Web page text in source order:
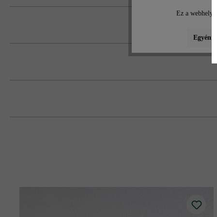
A Versus lapok az indiai kota
felületek (ereszterületek,
Kerülni kell, hogy a lapok felülete
kimosódik a cementpép, és láthatóvá
A magasságkülönbségeket
Ez a webhely
Egyéni